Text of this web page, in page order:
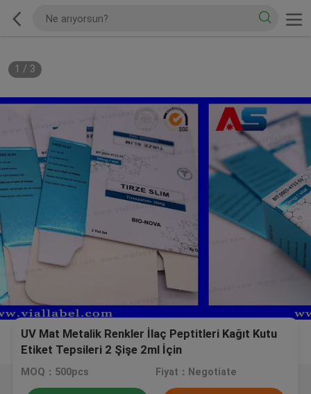
1 / 3
UV Mat Metalik Renkler İlaç Peptitleri Kağıt Kutu
Etiket Tepsileri 2 Şişe 2ml İçin
MOQ：500pcs Fiyat：Negotiate